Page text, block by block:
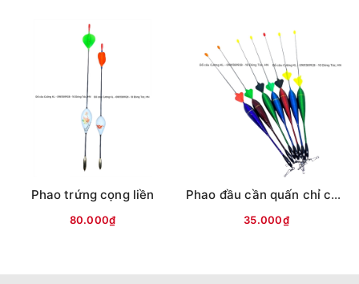
Mọi thắc mắc liên hệ SĐT
để được giải đáp.
Phao trứng cọng liền
80.000₫
Phao đầu cần quấn chỉ cọng liền HY (cánh nhựa)
35.000₫